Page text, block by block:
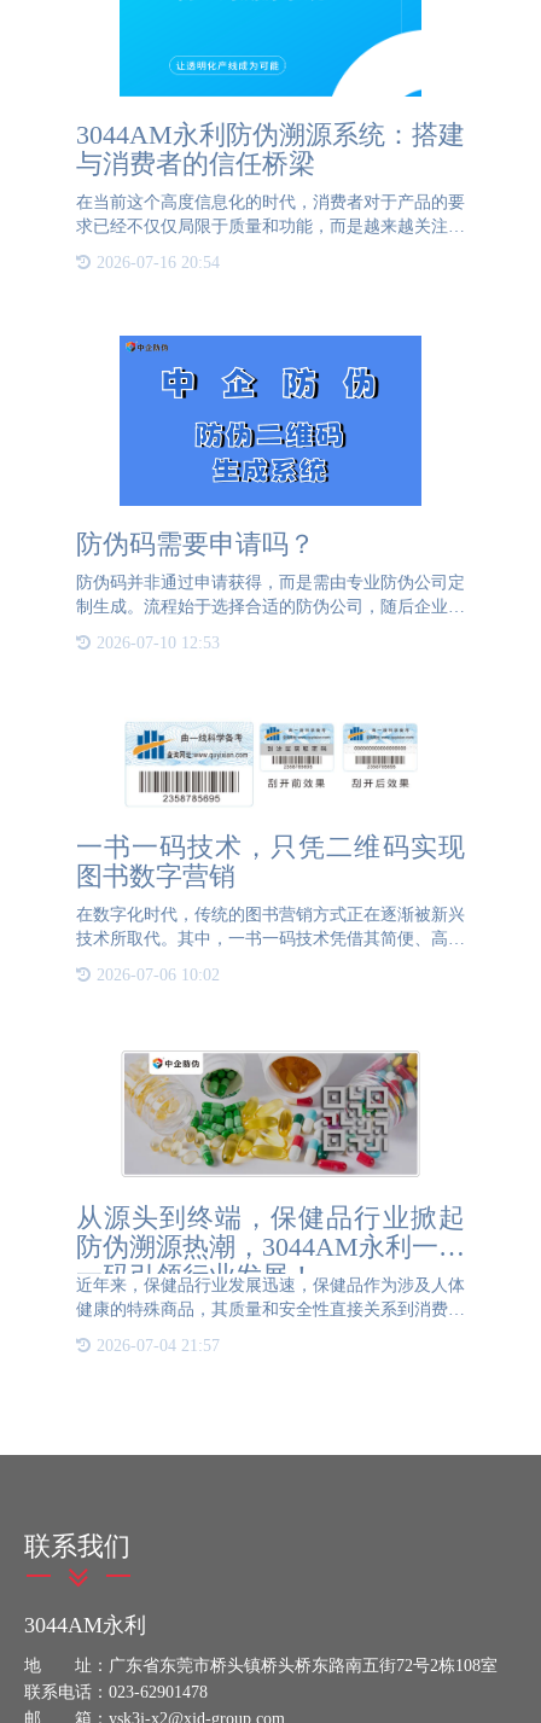
3044AM永利防伪溯源系统：搭建
与消费者的信任桥梁
在当前这个高度信息化的时代，消费者对于产品的要
求已经不仅仅局限于质量和功能，而是越来越关注产
品的生产背景，包括生产线的卫生状况、环保标准等
方面。因此，企业所面临的挑战变得更加多元化，不
2026-07-16 20:54
防伪码需要申请吗？
防伪码并非通过申请获得，而是需由专业防伪公司定
制生成。流程始于选择合适的防伪公司，随后企业需
详细说明产品特性和防伪需求。防伪公司凭借其专业
设备、技术和经验丰富的团队，量身打造防伪解决方
2026-07-10 12:53
一书一码技术，只凭二维码实现
图书数字营销
在数字化时代，传统的图书营销方式正在逐渐被新兴
技术所取代。其中，一书一码技术凭借其简便、高效
本书赋予一个独特的二维码，出版商不仅可以实现对
2026-07-06 10:02
从源头到终端，保健品行业掀起
防伪溯源热潮，3044AM永利一物
一码引领行业发展！
近年来，保健品行业发展迅速，保健品作为涉及人体
健康的特殊商品，其质量和安全性直接关系到消费者
的身体健康。然而，当前市场上存在着众多假冒伪劣
的保健品，给消费者带来了诸多风险。消费者很难辨
2026-07-04 21:57
联系我们
3044AM永利
地 址：广东省东莞市桥头镇桥头桥东路南五街72号2栋108室
联系电话：023-62901478
邮 箱：ysk3j-x2@xjd-group.com